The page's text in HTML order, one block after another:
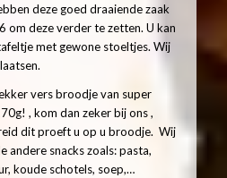
deze goed draaiende zaak
om deze verder te zetten. U kan
met gewone stoeltjes. Wij
vers broodje van super
, kom dan zeker bij ons ,
dit proeft u op u broodje. Wij
andere snacks zoals: pasta,
koude schotels, soep,…